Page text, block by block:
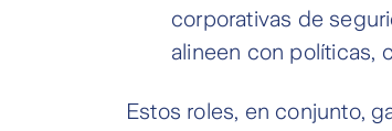
corporativas de
alineen con políticas,
Estos roles, en conjunto,